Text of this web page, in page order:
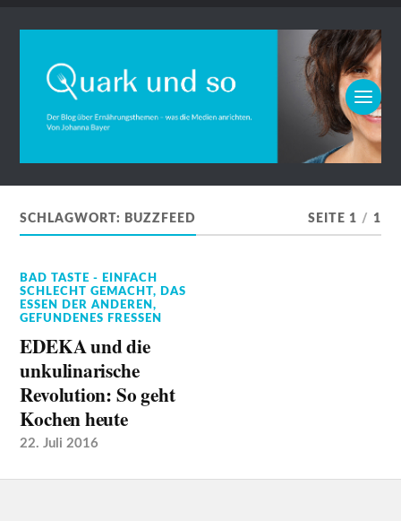
SCHLAGWORT: BUZZFEED SEITE 1 / 1
BAD TASTE - EINFACH
SCHLECHT GEMACHT,
DAS
ESSEN DER ANDEREN,
GEFUNDENES FRESSEN
EDEKA und die
unkulinarische
Revolution: So geht
Kochen heute
22. Juli 2016